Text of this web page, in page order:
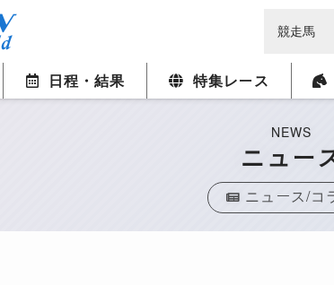
日程・結果 特集レース
NEWS
ニュー
ニュース/コ